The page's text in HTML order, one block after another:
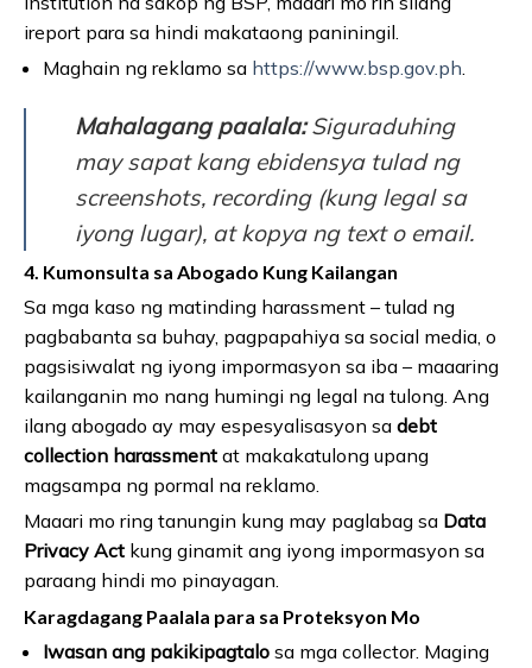
ireport para sa hindi makataong paniningil.
Maghain ng reklamo sa https://www.bsp.gov.ph.
Mahalagang paalala:Siguraduhing
may sapat kang ebidensya tulad ng
screenshots, recording (kung legal sa
iyong lugar), at kopya ng text o email.
4. Kumonsulta sa Abogado Kung Kailangan
Sa mga kaso ng matinding harassment – tulad ng
pagbabanta sa buhay, pagpapahiya sa social media, o
pagsisiwalat ng iyong impormasyon sa iba – maaaring
kailanganin mo nang humingi ng legal na tulong. Ang
ilang abogado ay may espesyalisasyon sa debt
collection harassment at makakatulong upang
magsampa ng pormal na reklamo.
Maaari mo ring tanungin kung may paglabag sa Data
Privacy Act kung ginamit ang iyong impormasyon sa
paraang hindi mo pinayagan.
Karagdagang Paalala para sa Proteksyon Mo
Iwasan ang pakikipagtalosa mga collector. Maging